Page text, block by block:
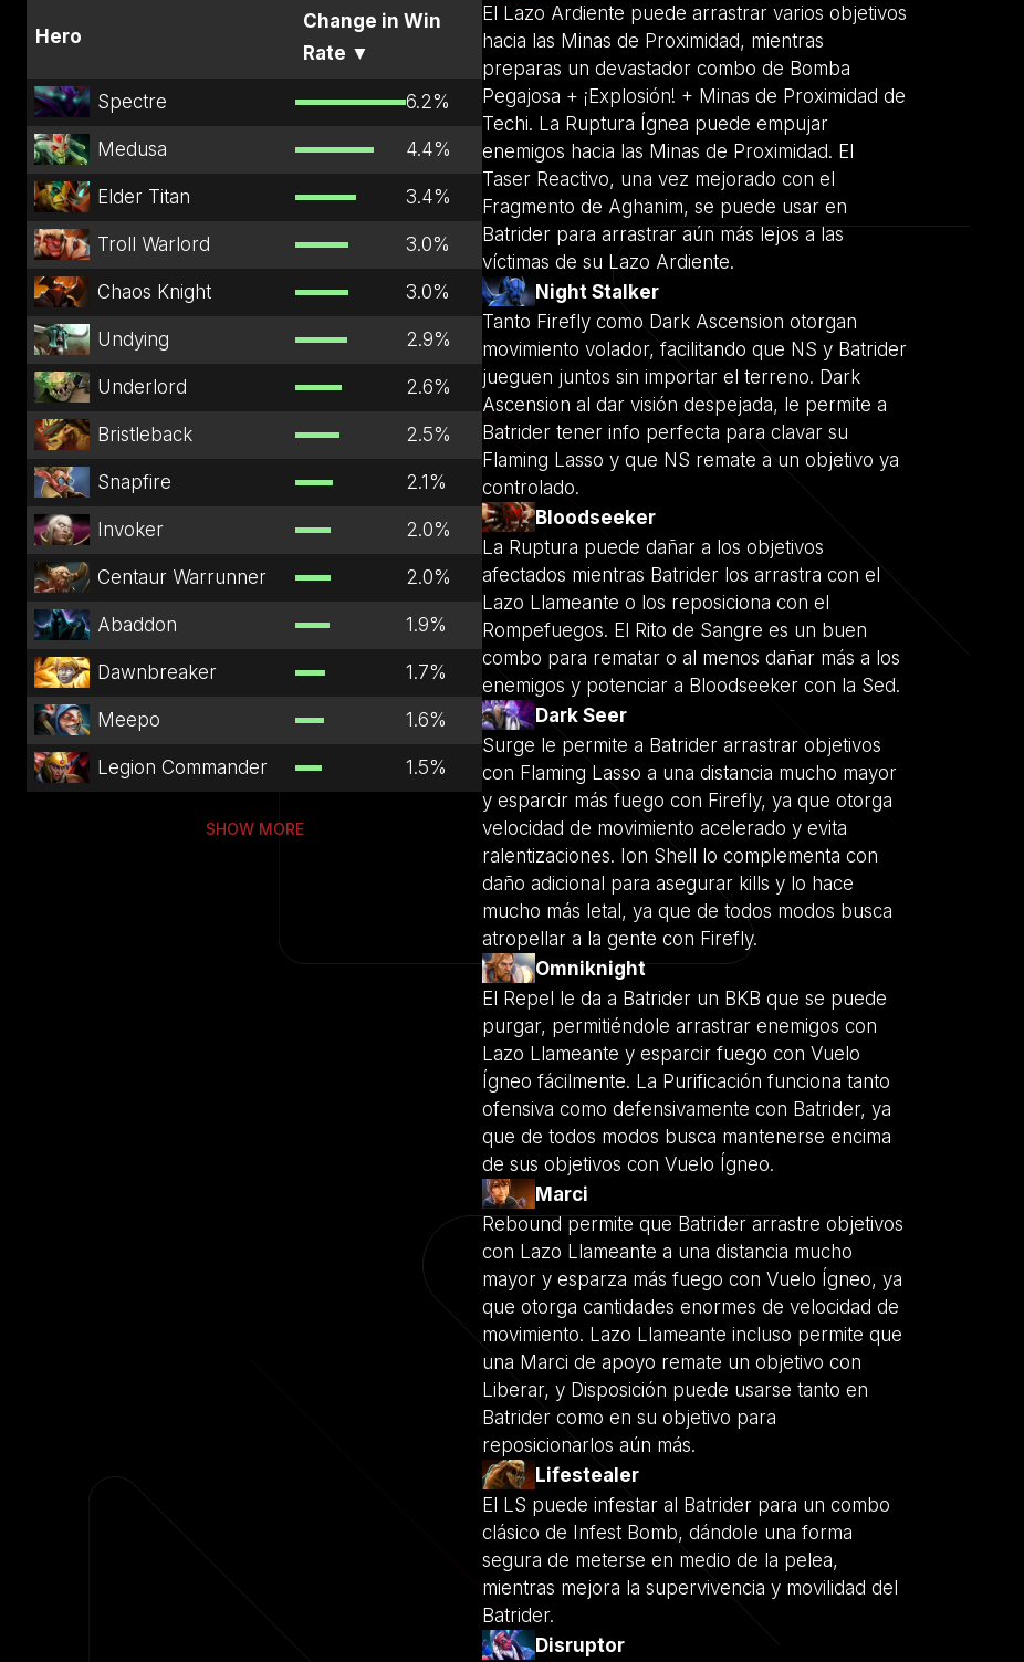
Hero
Change in Win
Rate ▼
Spectre 6.2%
Medusa 4.4%
Elder Titan 3.4%
Troll Warlord 3.0%
Chaos Knight 3.0%
Undying 2.9%
Underlord 2.6%
Bristleback 2.5%
Snapfire 2.1%
Invoker 2.0%
Centaur Warrunner 2.0%
Abaddon 1.9%
Dawnbreaker 1.7%
Meepo 1.6%
Legion Commander 1.5%
SHOW MORE
El Lazo Ardiente puede arrastrar varios objetivos
hacia las Minas de Proximidad, mientras
preparas un devastador combo de Bomba
Pegajosa + ¡Explosión! + Minas de Proximidad de
Techi. La Ruptura Ígnea puede empujar
enemigos hacia las Minas de Proximidad. El
Taser Reactivo, una vez mejorado con el
Fragmento de Aghanim, se puede usar en
Batrider para arrastrar aún más lejos a las
víctimas de su Lazo Ardiente.
Night Stalker
Tanto Firefly como Dark Ascension otorgan
movimiento volador, facilitando que NS y Batrider
jueguen juntos sin importar el terreno. Dark
Ascension al dar visión despejada, le permite a
Batrider tener info perfecta para clavar su
Flaming Lasso y que NS remate a un objetivo ya
controlado.
Bloodseeker
La Ruptura puede dañar a los objetivos
afectados mientras Batrider los arrastra con el
Lazo Llameante o los reposiciona con el
Rompefuegos. El Rito de Sangre es un buen
combo para rematar o al menos dañar más a los
enemigos y potenciar a Bloodseeker con la Sed.
Dark Seer
Surge le permite a Batrider arrastrar objetivos
con Flaming Lasso a una distancia mucho mayor
y esparcir más fuego con Firefly, ya que otorga
velocidad de movimiento acelerado y evita
ralentizaciones. Ion Shell lo complementa con
daño adicional para asegurar kills y lo hace
mucho más letal, ya que de todos modos busca
atropellar a la gente con Firefly.
Omniknight
El Repel le da a Batrider un BKB que se puede
purgar, permitiéndole arrastrar enemigos con
Lazo Llameante y esparcir fuego con Vuelo
Ígneo fácilmente. La Purificación funciona tanto
ofensiva como defensivamente con Batrider, ya
que de todos modos busca mantenerse encima
de sus objetivos con Vuelo Ígneo.
Marci
Rebound permite que Batrider arrastre objetivos
con Lazo Llameante a una distancia mucho
mayor y esparza más fuego con Vuelo Ígneo, ya
que otorga cantidades enormes de velocidad de
movimiento. Lazo Llameante incluso permite que
una Marci de apoyo remate un objetivo con
Liberar, y Disposición puede usarse tanto en
Batrider como en su objetivo para
reposicionarlos aún más.
Lifestealer
El LS puede infestar al Batrider para un combo
clásico de Infest Bomb, dándole una forma
segura de meterse en medio de la pelea,
mientras mejora la supervivencia y movilidad del
Batrider.
Disruptor